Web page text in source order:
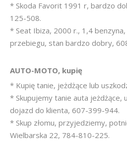
* Skoda Favorit 1991 r, bardzo
125-508.
* Seat Ibiza, 2000 r., 1,4
przebiegu, stan bardzo dobry,
AUTO-MOTO, kupię
* Kupię tanie, jeżdżące lub
* Skupujemy tanie auta jeżdżące,
dojazd do klienta, 607-399-944.
* Skup złomu, przyjedziemy,
Wielbarska 22, 784-810-225.